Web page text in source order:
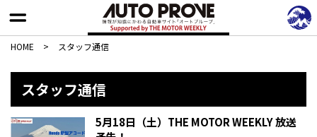
HOME > スタッフ通信
スタッフ通信
5月18日（土）THE MOTOR WEEKLY 放送